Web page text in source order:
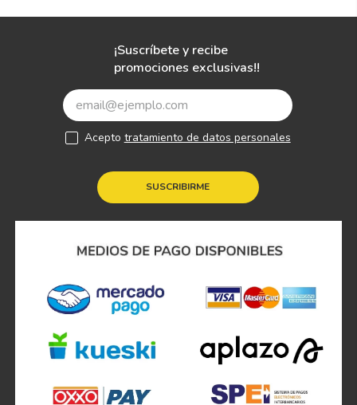
¡Suscríbete y recibe
promociones exclusivas!!
SUSCRIBIRME
Acepto tratamiento de datos personales